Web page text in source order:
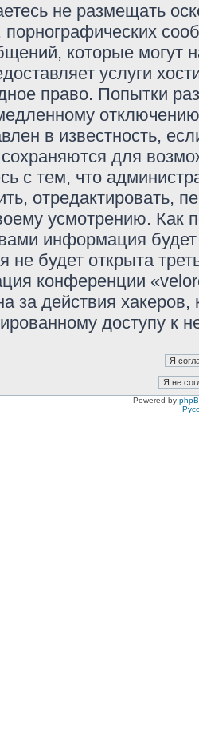
не размещать
которые могут
услуги
право. Попытки
в известность,
для
с тем, что
отредактировать,
усмотрению. Как
информация
не будет открыта
конференции
за действия
доступу к
Powered by